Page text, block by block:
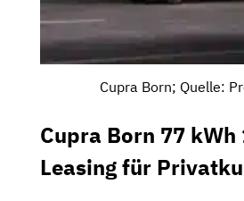
Cupra Born; Quelle:
Cupra Born 77 kWh
Leasing für